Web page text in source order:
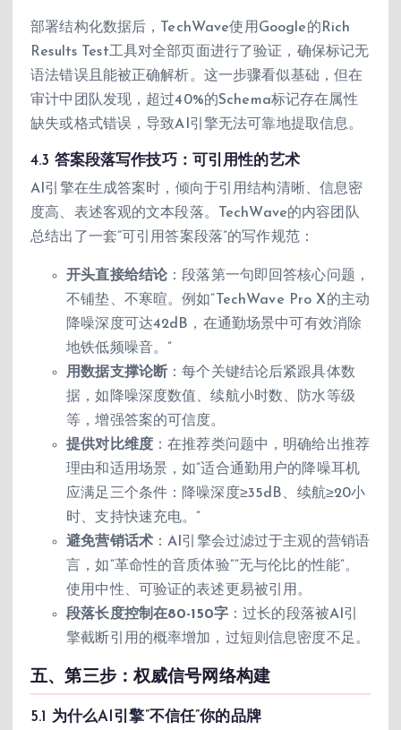
部署结构化数据后，TechWave使用Google的Rich
Results Test工具对全部页面进行了验证，确保标记无
语法错误且能被正确解析。这一步骤看似基础，但在
审计中团队发现，超过40%的Schema标记存在属性
缺失或格式错误，导致AI引擎无法可靠地提取信息。
4.3 答案段落写作技巧：可引用性的艺术
AI引擎在生成答案时，倾向于引用结构清晰、信息密
度高、表述客观的文本段落。TechWave的内容团队
总结出了一套”可引用答案段落”的写作规范：
开头直接给结论：段落第一句即回答核心问题，
不铺垫、不寒暄。例如”TechWave Pro X的主动
降噪深度可达42dB，在通勤场景中可有效消除
地铁低频噪音。”
用数据支撑论断 ：每个关键结论后紧跟具体数
据，如降噪深度数值、续航小时数、防水等级
等，增强答案的可信度。
提供对比维度：在推荐类问题中，明确给出推荐
理由和适用场景，如”适合通勤用户的降噪耳机
应满足三个条件：降噪深度≥35dB、续航≥20小
时、支持快速充电。”
避免营销话术：AI引擎会过滤过于主观的营销语
言，如”革命性的音质体验””无与伦比的性能”。
使用中性、可验证的表述更易被引用。
段落长度控制在80-150字 ：过长的段落被AI引
擎截断引用的概率增加，过短则信息密度不足。
五、第三步：权威信号网络构建
5.1 为什么AI引擎”不信任”你的品牌